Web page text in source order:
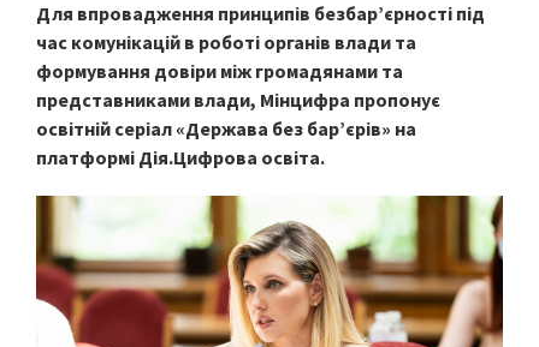
Для впровадження принципів безбар’єрності під
час комунікацій в роботі органів влади та
формування довіри між громадянами та
представниками влади, Мінцифра пропонує
освітній серіал «Держава без бар’єрів» на
платформі Дія.Цифрова освіта.